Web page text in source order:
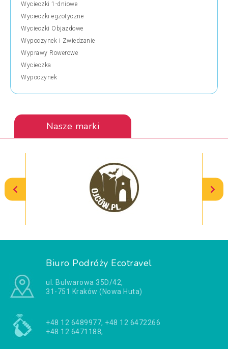
Wycieczki 1-dniowe
Wycieczki egzotyczne
Wycieczki Objazdowe
Wypoczynek i Zwiedzanie
Wyprawy Rowerowe
Wycieczka
Wypoczynek
Nasze marki
Biuro Podróży Ecotravel
ul. Bulwarowa 35D/42,
31-751 Kraków (Nowa Huta)
+48 12 6489977, +48 12 6472266
+48 12 6471188,